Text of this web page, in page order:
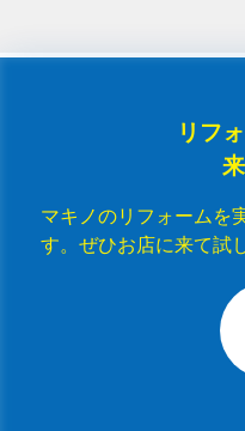
リフ
マキノのリフォームを
す。ぜひお店に来て試